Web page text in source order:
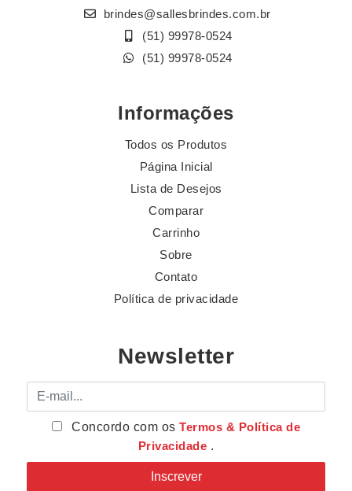
brindes@sallesbrindes.com.br
(51) 99978-0524
(51) 99978-0524
Informações
Todos os Produtos
Página Inicial
Lista de Desejos
Comparar
Carrinho
Sobre
Contato
Política de privacidade
Newsletter
E-mail
Concordo com osTermos & Política de
Privacidade .